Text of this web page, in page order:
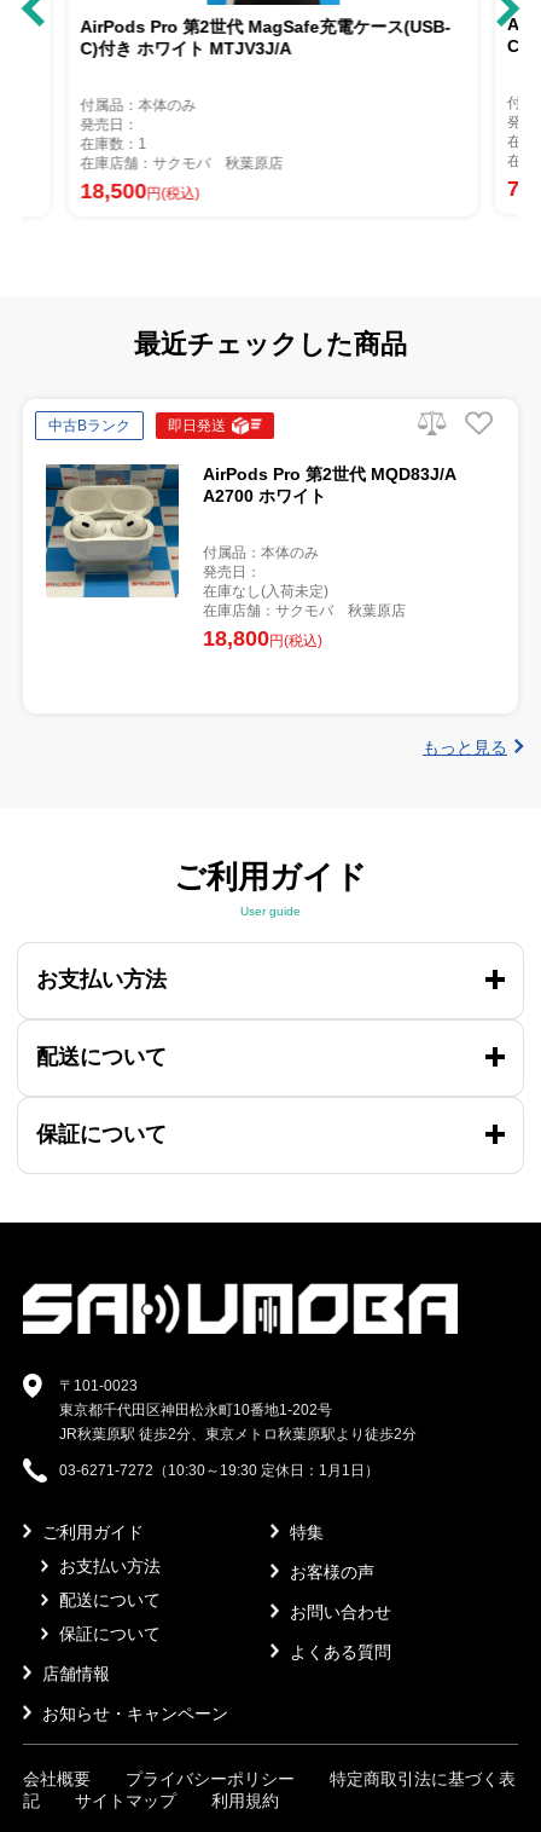
代 MagSafe充電ケース(USB-
MTJV3J/A
秋葉原店
AirPods Pro 第2世代
C)付き ホワイト MTJV3J/A
在庫店舗：サクモバ 秋葉原店
最近チェックした商品
中古Bランク 即日発送
AirPods Pro 第2世代 MQD83J/A
A2700 ホワイト
付属品：本体のみ
発売日：
在庫なし(入荷未定)
在庫店舗：サクモバ 秋葉原店
18,800円(税込)
もっと見る
ご利用ガイド
User guide
お支払い方法
配送について
保証について
〒101-0023
東京都千代田区神田松永町10番地1-202号
JR秋葉原駅 徒歩2分、東京メトロ秋葉原駅より徒歩2分
03-6271-7272（10:30～19:30 定休日：1月1日）
ご利用ガイド
お支払い方法
配送について
保証について
店舗情報
お知らせ・キャンペーン
特集
お客様の声
お問い合わせ
よくある質問
会社概要 プライバシーポリシー
特定商取引法に基づく表
記
サイトマップ 利用規約